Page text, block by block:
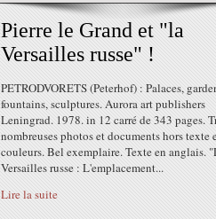
Pierre le Grand et "la
Versailles russe" !
PETRODVORETS (Peterhof) : Palaces,
fountains, sculptures. Aurora art publishers
Leningrad. 1978. in 12 carré de 343 pages.
nombreuses photos et documents hors texte
couleurs. Bel exemplaire. Texte en anglais.
Versailles russe : L'emplacement...
Lire la suite